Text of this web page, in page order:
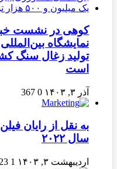
کوهی در نشست
نمایشگاه
است
آذر ۳, ۱۴۰۳ 0
367
به نقل از رایان
سال ۲۰۲۲
اردیبهشت ۳, ۱۴۰۳ 1